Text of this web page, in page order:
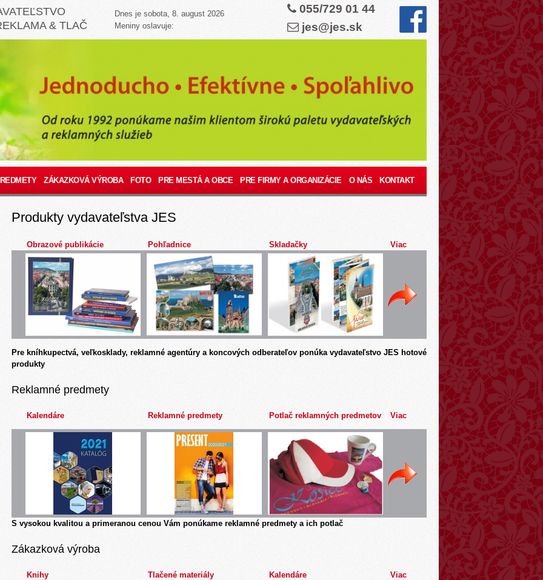
& TLAČ
Dnes je sobota, 8. august 2026
Meniny oslavuje:
055/729 01 44
jes@jes.sk
ZÁKAZKOVÁ VÝROBA FOTO PRE MESTÁ A OBCE PRE FIRMY A ORGANIZÁCIE O NÁS KONTAKT
Produkty vydavateľstva JES
Obrazové publikácie Pohľadnice Skladačky Viac
Pre kníhkupectvá, veľkosklady, reklamné agentúry a koncových odberateľov ponúka vydavateľstvo JES hotové
produkty
Reklamné predmety
Kalendáre Reklamné predmety Potlač reklamných predmetov Viac
S vysokou kvalitou a primeranou cenou Vám ponúkame reklamné predmety a ich potlač
Zákazková výroba
Knihy Tlačené materiály Kalendáre Viac